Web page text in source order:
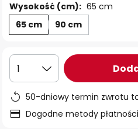
Wysokość (cm): 65 cm
65 cm
90 cm
1
50-dniowy termin zwrotu
Dogodne metody płatności